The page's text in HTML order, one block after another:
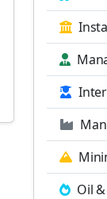
Oil